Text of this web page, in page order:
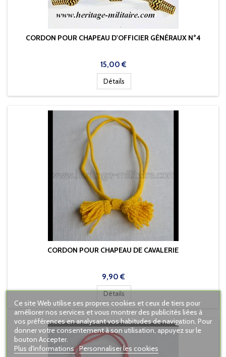
CORDON POUR CHAPEAU D'OFFICIER GÉNÉRAUX N°4
Prix
15,00 €
Détails
CORDON POUR CHAPEAU DE CAVALERIE
Prix
9,90 €
Détails
Ce site Web utilise ses propres cookies et ceux de tiers pour
améliorer nos services et vous montrer des publicités liées à
vos préférences en analysant vos habitudes de navigation. Pour
donner votre consentement à son utilisation, appuyez sur le
bouton Accepter.
Plus d'informations Personnaliser les cookies